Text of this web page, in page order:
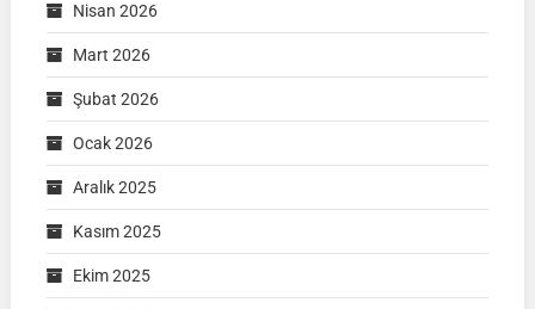
Nisan 2026
Mart 2026
Şubat 2026
Ocak 2026
Aralık 2025
Kasım 2025
Ekim 2025